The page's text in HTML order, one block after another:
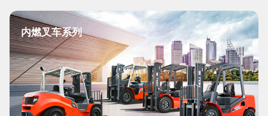
内燃叉车系列